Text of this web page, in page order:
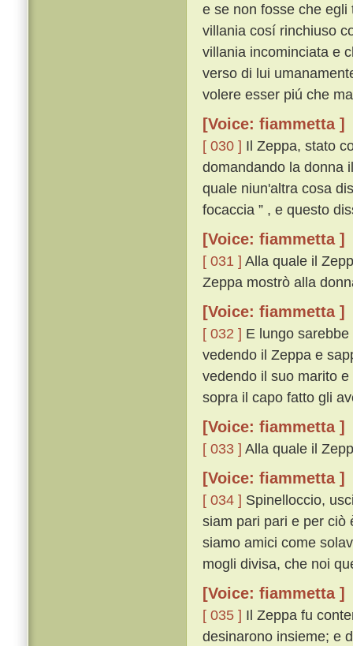
e se non fosse che
villania cosí rinchiuso
villania incominciata e
verso di lui
volere esser piú che
[Voice: fiammetta ]
[ 030 ] Il Zeppa, stato
domandando la donna
quale niun'altra cosa
focaccia ” , e questo
[Voice: fiammetta ]
[ 031 ] Alla quale il
Zeppa mostrò alla
[Voice: fiammetta ]
[ 032 ] E lungo
vedendo il Zeppa e
vedendo il suo marito
sopra il capo fatto gli
[Voice: fiammetta ]
[ 033 ] Alla quale il
[Voice: fiammetta ]
[ 034 ] Spinelloccio,
siam pari pari e per ciò
siamo amici come
mogli divisa, che noi
[Voice: fiammetta ]
[ 035 ] Il Zeppa fu
desinarono insieme; e